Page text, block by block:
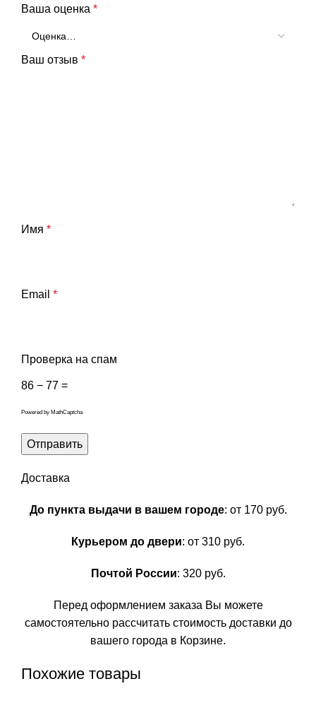
Ваша оценка *
Ваш отзыв *
Имя *
Email *
Проверка на спам
86 − 77 =
Powered by MathCaptcha
Доставка
До пункта выдачи в вашем городе: от 170 руб.
Курьером до двери: от 310 руб.
Почтой России: 320 руб.
Перед оформлением заказа Вы можете
самостоятельно рассчитать стоимость доставки до
вашего города в Корзине.
Похожие товары